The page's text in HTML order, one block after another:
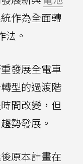
作為全面轉
法。
發展全電車
型的過渡階
間改變，但
勢發展。
原本計畫在